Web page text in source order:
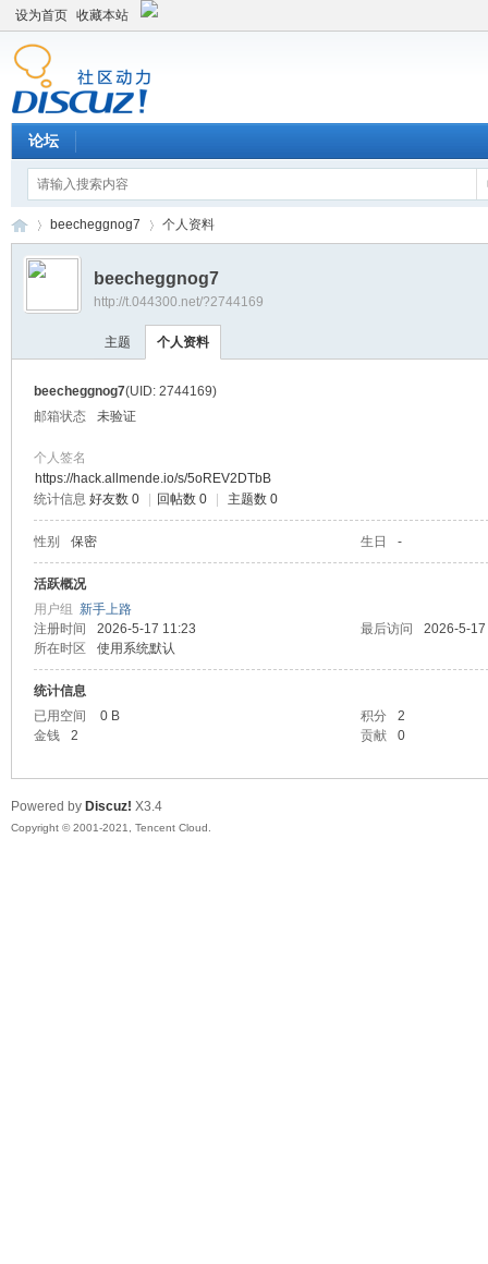
设为首页 收藏本站
论坛
›
beecheggnog7 个人资料
beecheggnog7
http://t.044300.net/?2744169
主题 个人资料
beecheggnog7(UID: 2744169)
邮箱状态
未验证
个人签名
https://hack.allmende.io/s/5oREV2DTbB
统计信息 好友数 0 回帖数 0 主题数 0
性别 保密 生日 -
活跃概况
用户组 新手上路
注册时间
2026-5-17 11:23 最后访问
2026-5-
所在时区
使用系统默认
统计信息
已用空间
0 B 积分
2
金钱
2 贡献 0
Powered by Discuz! X3.4
Copyright © 2001-2021, Tencent Cloud.